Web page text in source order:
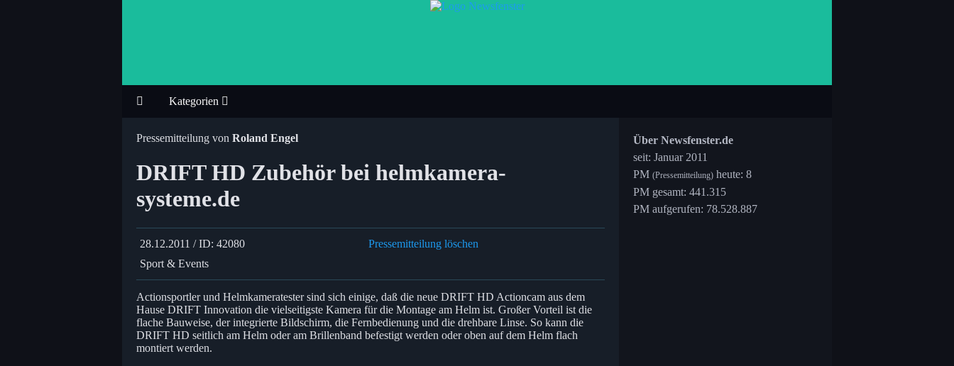
Kategorien
Pressemitteilung von Roland Engel
DRIFT HD Zubehör bei helmkamera-
systeme.de
28.12.2011 / ID: 42080
Pressemitteilung löschen
Sport & Events
Actionsportler und Helmkameratester sind sich einige, daß die neue DRIFT HD Actioncam aus dem
Hause DRIFT Innovation die vielseitigste Kamera für die Montage am Helm ist. Großer Vorteil ist die
flache Bauweise, der integrierte Bildschirm, die Fernbedienung und die drehbare Linse. So kann die
DRIFT HD seitlich am Helm oder am Brillenband befestigt werden oder oben auf dem Helm flach
montiert werden.
Über Newsfenster.de
seit: Januar 2011
PM (Pressemitteilung) heute: 8
PM gesamt: 441.315
PM aufgerufen: 78.528.887